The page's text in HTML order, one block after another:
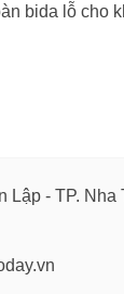
bida lỗ cho
Lập - TP. Nha